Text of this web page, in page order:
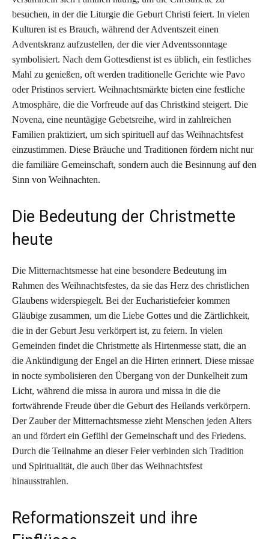
besuchen, in der die Liturgie die Geburt Christi feiert. In vielen
Kulturen ist es Brauch, während der Adventszeit einen
Adventskranz aufzustellen, der die vier Adventssonntage
symbolisiert. Nach dem Gottesdienst ist es üblich, ein festliches
Mahl zu genießen, oft werden traditionelle Gerichte wie Pavo
oder Pristinos serviert. Weihnachtsmärkte bieten eine festliche
Atmosphäre, die die Vorfreude auf das Christkind steigert. Die
Novena, eine neuntägige Gebetsreihe, wird in zahlreichen
Familien praktiziert, um sich spirituell auf das Weihnachtsfest
einzustimmen. Diese Bräuche und Traditionen fördern nicht nur
die familiäre Gemeinschaft, sondern auch die Besinnung auf den
Sinn von Weihnachten.
Die Bedeutung der Christmette
heute
Die Mitternachtsmesse hat eine besondere Bedeutung im
Rahmen des Weihnachtsfestes, da sie das Herz des christlichen
Glaubens widerspiegelt. Bei der Eucharistiefeier kommen
Gläubige zusammen, um die Liebe Gottes und die Zärtlichkeit,
die in der Geburt Jesu verkörpert ist, zu feiern. In vielen
Gemeinden findet die Christmette als Hirtenmesse statt, die an
die Ankündigung der Engel an die Hirten erinnert. Diese missae
in nocte symbolisieren den Übergang von der Dunkelheit zum
Licht, während die missa in aurora und missa in die die
fortwährende Freude über die Geburt des Heilands verkörpern.
Der Zauber der Mitternachtsmesse zieht Menschen jeden Alters
an und fördert ein Gefühl der Gemeinschaft und des Friedens.
Durch die Teilnahme an dieser Feier verbinden sich Tradition
und Spiritualität, die auch über das Weihnachtsfest
hinausstrahlen.
Reformationszeit und ihre